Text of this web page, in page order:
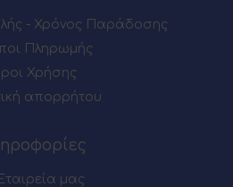
- Χρόνος Παράδοσης
Πληρωμής
Χρήσης
απορρήτου
μας